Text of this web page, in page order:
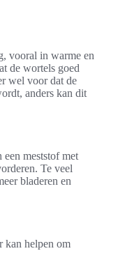
vooral in warme en
de wortels goed
wel voor dat de
anders kan dit
een meststof met
Te veel
bladeren en
kan helpen om